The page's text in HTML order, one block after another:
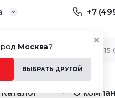
Москва?
ВЫБРАТЬ ДРУГОЙ
+7
Каталог О